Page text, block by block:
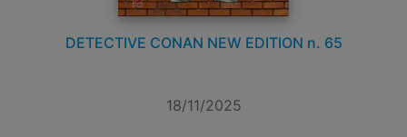
DETECTIVE CONAN NEW EDITION n. 65
18/11/2025